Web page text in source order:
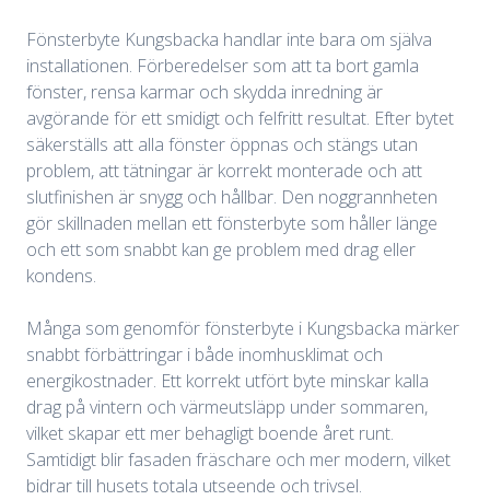
Fönsterbyte Kungsbacka handlar inte bara om själva
installationen. Förberedelser som att ta bort gamla
fönster, rensa karmar och skydda inredning är
avgörande för ett smidigt och felfritt resultat. Efter bytet
säkerställs att alla fönster öppnas och stängs utan
problem, att tätningar är korrekt monterade och att
slutfinishen är snygg och hållbar. Den noggrannheten
gör skillnaden mellan ett fönsterbyte som håller länge
och ett som snabbt kan ge problem med drag eller
kondens.
Många som genomför fönsterbyte i Kungsbacka märker
snabbt förbättringar i både inomhusklimat och
energikostnader. Ett korrekt utfört byte minskar kalla
drag på vintern och värmeutsläpp under sommaren,
vilket skapar ett mer behagligt boende året runt.
Samtidigt blir fasaden fräschare och mer modern, vilket
bidrar till husets totala utseende och trivsel.